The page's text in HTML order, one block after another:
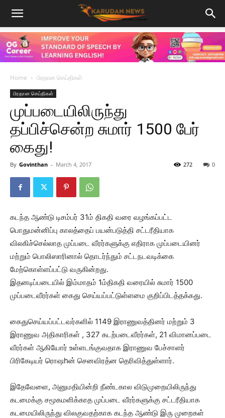
Home பிரதான செய்திகள்
பிரதான செய்திகள்
முப்படையிலிருந்து
தப்பிச்சென்ற சுமார் 1500 பேர்
கைது!
By Govinthan - March 4, 2017 0
272
கடந்த ஆண்டு டிசம்பர் 31ம் திகதி வரை வழங்கப்பட்ட
பொதுமன்னிப்பு காலத்தைப் பயன்படுத்தி சட்டரீதியாக
விலகிச்செல்லாத முப்படை வீரர்களுக்கு எதிராக முப்படையினர்
மற்றும் பொலிஸாரினால் தொடர்ந்தும் சட்டநடவடிக்கை
மேற்கொள்ளப்பட்டு வருகின்றது.
இதனடிப்படையில் இம்மாதம் 1ம்திகதி வரையில் சுமார் 1500
முப்படைவீரர்கள் கைது செய்யப்பட்டுள்ளமை குறிப்பிடத்தக்கது.
கைதுசெய்யப்பட்டவர்களில் 1149 இராணுவத்தினர் மற்றும் 3
இராணுவ அதிகாரிகள் , 327 கடற்படைவீரர்கள், 21 விமானப்படை
வீரர்கள் ஆகியோர் உள்ளடங்குவதாக இராணுவ பேச்சாளர்
பிரிகேடியர் ரொஷhன் செனவிரத்ன தெரிவித்துள்ளார்.
இதேவேளை, அனுமதியின்றி நீண்டகால விடுமுறையிலிருந்து
கடமைக்கு சமூகமளிக்காத முப்படை வீரர்களுக்கு சட்டரீதியாக
கடமையிலிருந்து விலகுவதற்காக கடந்த ஆண்டு இரு முறைகள்